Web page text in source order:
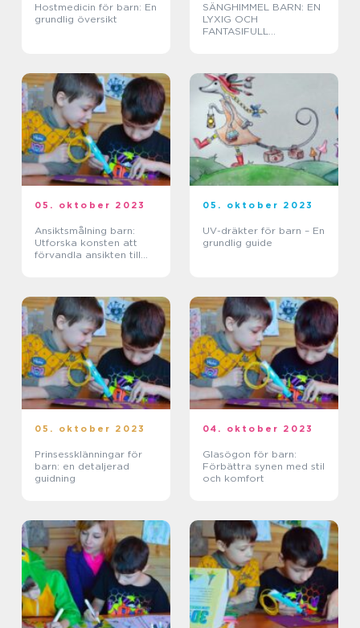
Hostmedicin för barn: En
grundlig översikt
SÄNGHIMMEL BARN: EN
LYXIG OCH
FANTASIFULL
05. oktober 2023
Ansiktsmålning barn:
Utforska konsten att
förvandla ansikten till
05. oktober 2023
UV-dräkter för barn – En
grundlig guide
05. oktober 2023
Prinsessklänningar för
barn: en detaljerad
guidning
04. oktober 2023
Glasögon för barn:
Förbättra synen med stil
och komfort